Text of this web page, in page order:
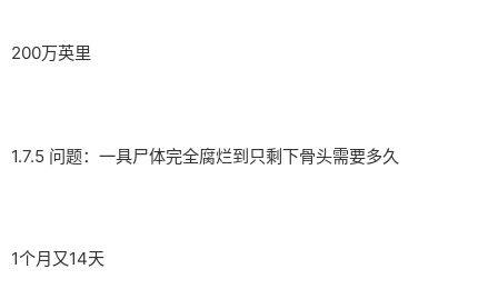
200万英里
1.7.5 问题：一具尸体完全腐烂到只剩下骨头需要多久
1个月又14天